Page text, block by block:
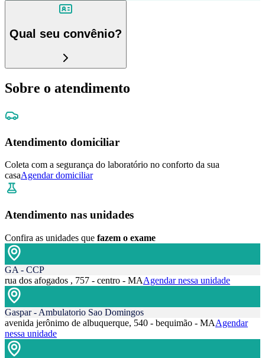
Qual seu convênio?
Sobre o atendimento
Atendimento domiciliar
Coleta com a segurança do laboratório no conforto da sua
casaAgendar domiciliar
Atendimento nas unidades
Confira as unidades que fazem o exame
GA - CCP
rua dos afogados , 757 - centro - MAAgendar nessa unidade
Gaspar - Ambulatorio Sao Domingos
avenida jerônimo de albuquerque, 540 - bequimão - MAAgendar
nessa unidade